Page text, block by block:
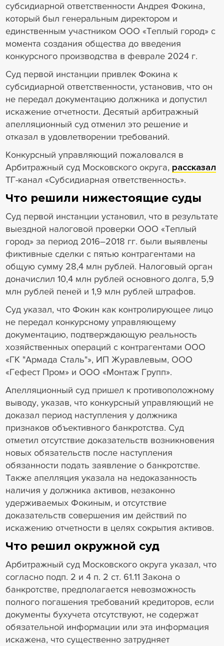
субсидиарной ответственности Андрея Фокина,
который был генеральным директором и
единственным участником ООО «Теплый город» с
момента создания общества до введения
конкурсного производства в феврале 2024 г.
Суд первой инстанции привлек Фокина к
субсидиарной ответственности, установив, что он
не передал документацию должника и допустил
искажение отчетности. Десятый арбитражный
апелляционный суд отменил это решение и
отказал в удовлетворении требований.
Конкурсный управляющий пожаловался в
Арбитражный суд Московского округа, рассказал
ТГ-канал «Субсидиарная ответственность».
Что решили нижестоящие суды
Суд первой инстанции установил, что в результате
выездной налоговой проверки ООО «Теплый
город» за период 2016–2018 гг. были выявлены
фиктивные сделки с пятью контрагентами на
общую сумму 28,4 млн рублей. Налоговый орган
доначислил 10,4 млн рублей основного долга, 5,9
млн рублей пеней и 1,9 млн рублей штрафов.
Суд указал, что Фокин как контролирующее лицо
не передал конкурсному управляющему
документацию, подтверждающую реальность
хозяйственных операций с контрагентами ООО
«ГК "Армада Сталь"», ИП Журавлевым, ООО
«Гефест Пром» и ООО «Монтаж Групп».
Апелляционный суд пришел к противоположному
выводу, указав, что конкурсный управляющий не
доказал период наступления у должника
признаков объективного банкротства. Суд
отметил отсутствие доказательств возникновения
новых обязательств после наступления
обязанности подать заявление о банкротстве.
Также апелляция указала на недоказанность
наличия у должника активов, незаконно
удерживаемых Фокиным, и отсутствие
доказательств совершения им действий по
искажению отчетности в целях сокрытия активов.
Что решил окружной суд
Арбитражный суд Московского округа указал, что
согласно подп. 2 и 4 п. 2 ст. 61.11 Закона о
банкротстве, предполагается невозможность
полного погашения требований кредиторов, если
документы бухучета отсутствуют, не содержат
обязательной информации или эта информация
искажена, что существенно затрудняет